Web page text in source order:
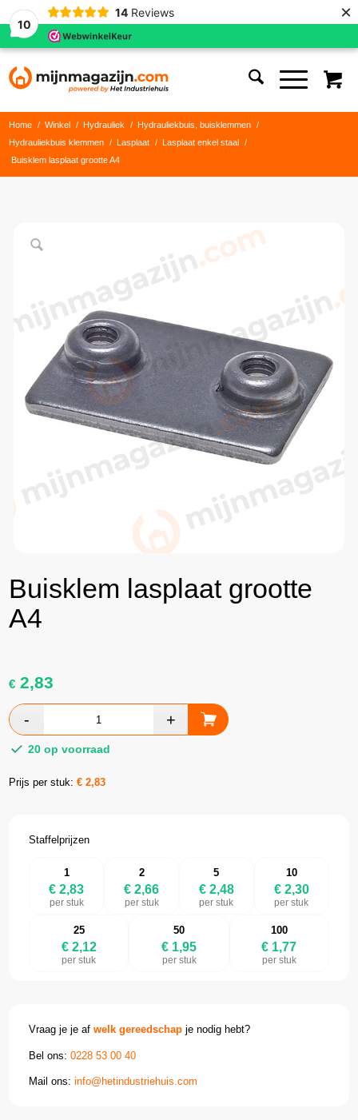
10
14 Reviews ×
Home / Winkel / Hydrauliek / Hydrauliekbuis, buisklemmen
/
Hydrauliekbuis klemmen
/ Lasplaat / Lasplaat enkel staal
/
Buisklem lasplaat grootte A4
Buisklem lasplaat grootte
A4
€ 2,83
20 op voorraad
Prijs per stuk:€2,83
Staffelprijzen
1
€ 2,83
per stuk
2
€ 2,66
per stuk
5
€ 2,48
per stuk
10
€ 2,30
per stuk
25
€ 2,12
per stuk
50
€ 1,95
per stuk
100
€ 1,77
per stuk
Vraag je je afwelk gereedschap je nodig hebt?
Bel ons:0228 53 00 40
Mail ons:info@hetindustriehuis.com